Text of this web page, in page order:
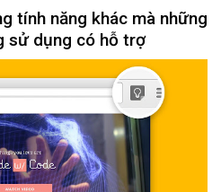
tính năng khác mà những
sử dụng có hỗ trợ